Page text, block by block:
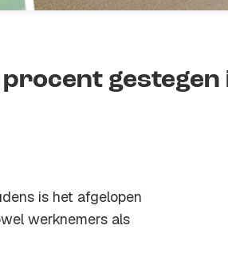
gestegen
is het afgelopen
werknemers als